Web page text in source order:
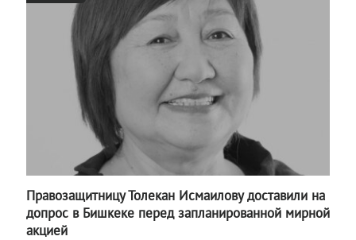
Правозащитницу Толекан Исмаилову доставили на
допрос в Бишкеке перед запланированной мирной
акцией